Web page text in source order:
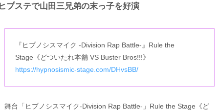
プステで山田三兄弟の末っ子を好演
『ヒプノシスマイク -Division Rap Battle-』Rule the
Stage《どついたれ本舗 VS Buster Bros!!!》
https://hypnosismic-stage.com/DHvsBB/
舞台「ヒプノシスマイク-Division Rap Battle-」Rule the Stage《ど